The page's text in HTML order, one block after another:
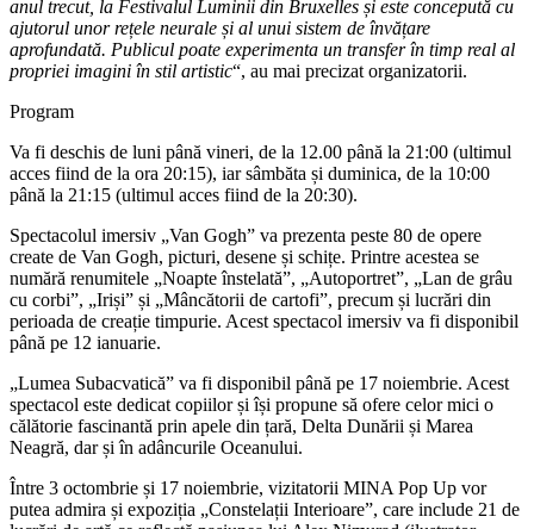
anul trecut, la Festivalul Luminii din Bruxelles și este concepută cu
ajutorul unor rețele neurale și al unui sistem de învățare
aprofundată. Publicul poate experimenta un transfer în timp real al
propriei imagini în stil artistic“, au mai precizat organizatorii.
Program
Va fi deschis de luni până vineri, de la 12.00 până la 21:00 (ultimul
acces fiind de la ora 20:15), iar sâmbăta și duminica, de la 10:00
până la 21:15 (ultimul acces fiind de la 20:30).
Spectacolul imersiv „Van Gogh” va prezenta peste 80 de opere
create de Van Gogh, picturi, desene și schițe. Printre acestea se
numără renumitele „Noapte înstelată”, „Autoportret”, „Lan de grâu
cu corbi”, „Iriși” și „Mâncătorii de cartofi”, precum și lucrări din
perioada de creație timpurie. Acest spectacol imersiv va fi disponibil
până pe 12 ianuarie.
„Lumea Subacvatică” va fi disponibil până pe 17 noiembrie. Acest
spectacol este dedicat copiilor și își propune să ofere celor mici o
călătorie fascinantă prin apele din țară, Delta Dunării și Marea
Neagră, dar și în adâncurile Oceanului.
Între 3 octombrie și 17 noiembrie, vizitatorii MINA Pop Up vor
putea admira și expoziția „Constelații Interioare”, care include 21 de